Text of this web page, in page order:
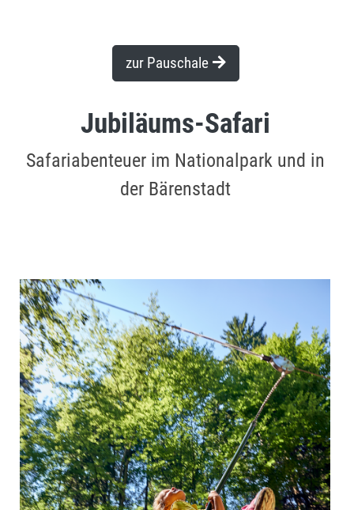
zur Pauschale
Jubiläums-Safari
Safariabenteuer im Nationalpark und in
der Bärenstadt